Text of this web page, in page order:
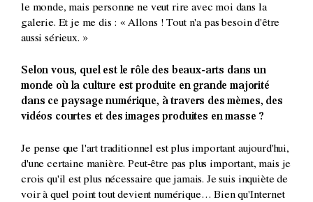
le monde, mais personne ne veut rire avec moi dans la
galerie. Et je me dis : « Allons ! Tout n'a pas besoin d'être
aussi sérieux. »
Selon vous, quel est le rôle des beaux-arts dans un
monde où la culture est produite en grande majorité
dans ce paysage numérique, à travers des mèmes, des
vidéos courtes et des images produites en masse ?
Je pense que l'art traditionnel est plus important aujourd'hui,
d'une certaine manière. Peut-être pas plus important, mais je
crois qu'il est plus nécessaire que jamais. Je suis inquiète de
voir à quel point tout devient numérique… Bien qu'Internet